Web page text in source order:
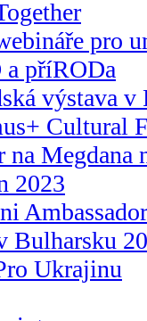
pro
a příRODa
výstava v
Cultural
na Megdana
2023
Bulharsku
Ukrajinu